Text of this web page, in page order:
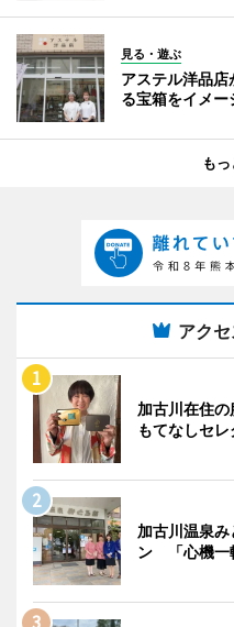
見る・遊ぶ
アステル洋品
る宝箱をイメー
も
アク
加古川在住
もてなしセ
加古川温泉
ン 「心機一